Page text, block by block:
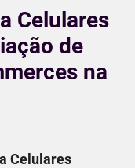
Celulares
de
na
Celulares